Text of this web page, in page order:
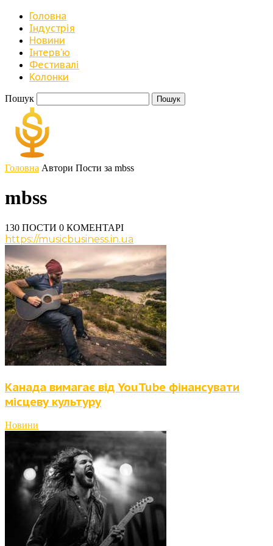
Головна
Індустрія
Новини
Iнтерв’ю
Фестивалі
Колонки
Пошук
Головна Автори Пости за mbss
mbss
130 ПОСТИ 0 КОМЕНТАРІ
https://musicbusiness.in.ua
Канада вимагає від YouTube фінансувати
місцеву культуру
Новини